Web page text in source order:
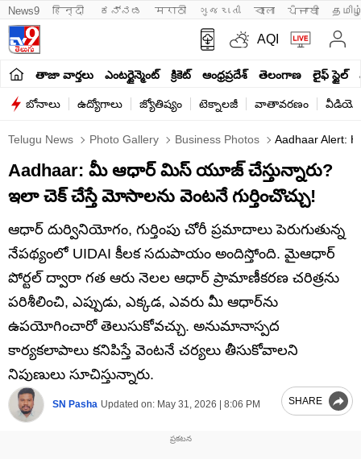
News9 हिन्दी ಕನ್ನಡ मराठी ગુજરાતી বাংলা ਪੰਜਾਬੀ
AQI
తాజా వార్తలు ఎంటర్టైన్మెంట్ క్రికెట్ ఆంధ్రప్రదేశ్ తెలంగాణ లైఫ్ స్టైల్
బోనాలు ఉద్యోగాలు జ్యోతిష్యం టెక్నాలజీ వాతావరణం
Telugu News Photo Gallery Business Photos Aadhaar Alert:
Aadhaar: మీ ఆధార్‌ మిస్‌ యూజ్‌ చేస్తున్నారు?
ఇలా చెక్‌ చేస్తే మోసాలను వెంటనే గుర్తించొచ్చు!
ఆధార్‌ దుర్వినియోగం, గుర్తింపు చోరీ ప్రమాదాలు పెరుగుతున్న
నేపథ్యంలో UIDAI కీలక సదుపాయం అందిస్తోంది. మైఆధార్‌
పోర్టల్‌ ద్వారా గత ఆరు నెలల ఆధార్‌ ప్రామాణీకరణ చరిత్రను
పరిశీలించి, ఎప్పుడు, ఎక్కడ, ఎవరు మీ ఆధార్‌ను
ఉపయోగించారో తెలుసుకోవచ్చు. అనుమానాస్పద
కార్యకలాపాలు కనిపిస్తే వెంటనే చర్యలు తీసుకోవాలని
నిపుణులు సూచిస్తున్నారు.
SN Pasha Updated on: May 31, 2026 | 8:06 PM SHARE